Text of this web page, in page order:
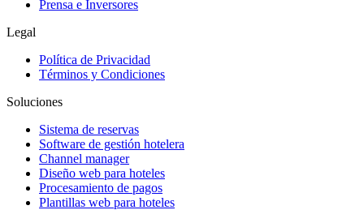
Prensa e Inversores
Legal
Política de Privacidad
Términos y Condiciones
Soluciones
Sistema de reservas
Software de gestión hotelera
Channel manager
Diseño web para hoteles
Procesamiento de pagos
Plantillas web para hoteles